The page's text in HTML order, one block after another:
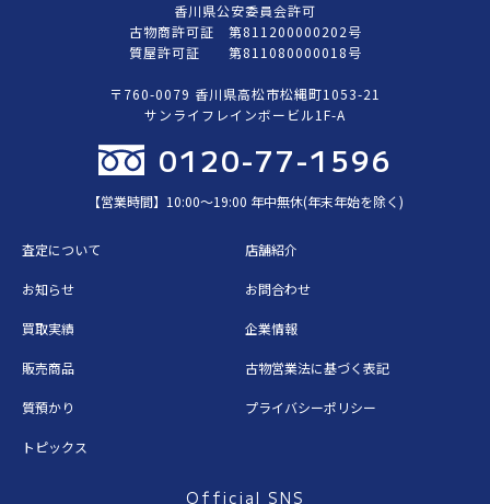
香川県公安委員会許可
古物商許可証 第811200000202号
質屋許可証 第811080000018号
〒760-0079 香川県高松市松縄町1053-21
サンライフレインボービル1F-A
0120-77-1596
【営業時間】10:00〜19:00 年中無休(年末年始を除く)
査定について 店舗紹介
お知らせ お問合わせ
買取実績 企業情報
販売商品 古物営業法に基づく表記
質預かり プライバシーポリシー
トピックス
Official SNS